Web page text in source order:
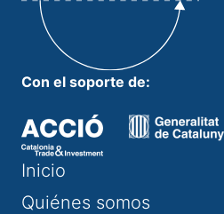
Con el soporte de:
Inicio
Quiénes somos